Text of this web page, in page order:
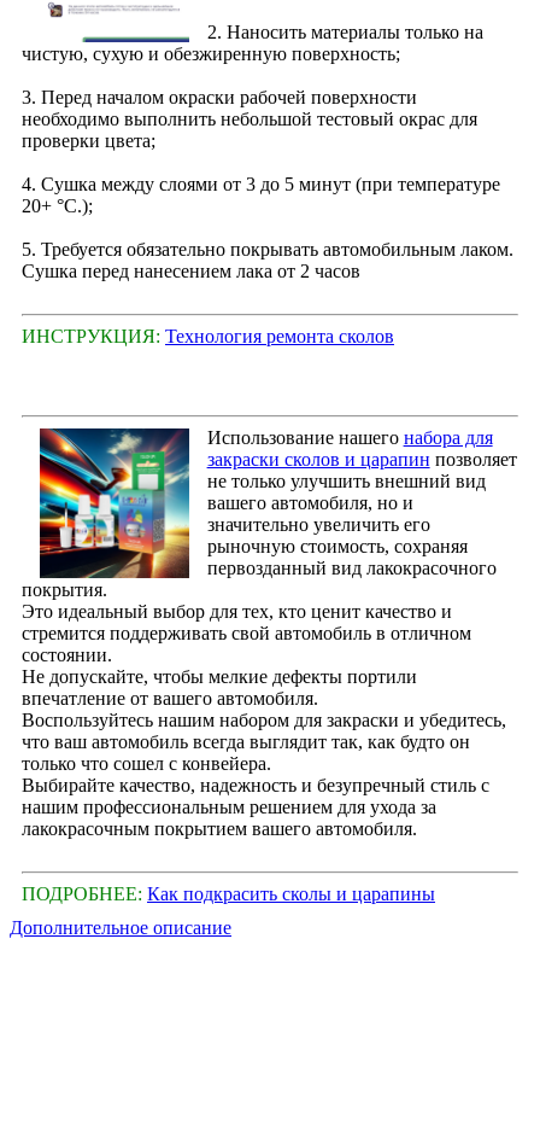
2. Наносить материалы только на
чистую, сухую и обезжиренную поверхность;
3. Перед началом окраски рабочей поверхности
необходимо выполнить небольшой тестовый окрас для
проверки цвета;
4. Сушка между слоями от 3 до 5 минут (при температуре
20+ °С.);
5. Требуется обязательно покрывать автомобильным лаком.
Сушка перед нанесением лака от 2 часов
ИНСТРУКЦИЯ: Технология ремонта сколов
Использование нашего набора для
закраски сколов и царапин позволяет
не только улучшить внешний вид
вашего автомобиля, но и
значительно увеличить его
рыночную стоимость, сохраняя
первозданный вид лакокрасочного
покрытия.
Это идеальный выбор для тех, кто ценит качество и
стремится поддерживать свой автомобиль в отличном
состоянии.
Не допускайте, чтобы мелкие дефекты портили
впечатление от вашего автомобиля.
Воспользуйтесь нашим набором для закраски и убедитесь,
что ваш автомобиль всегда выглядит так, как будто он
только что сошел с конвейера.
Выбирайте качество, надежность и безупречный стиль с
нашим профессиональным решением для ухода за
лакокрасочным покрытием вашего автомобиля.
ПОДРОБНЕЕ: Как подкрасить сколы и царапины
Дополнительное описание